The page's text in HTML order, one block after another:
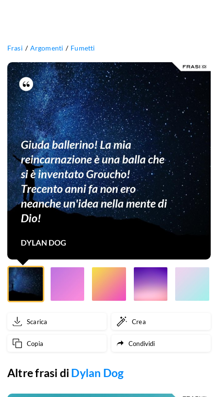
Frasi Argomenti Fumetti
Giuda
ballerino!
La
mia
reincarnazione
è
una
balla
che
è
inventato
Groucho!
Trecento
anni
non
Scarica Crea
Copia Condividi
Altre frasi di Dylan Dog